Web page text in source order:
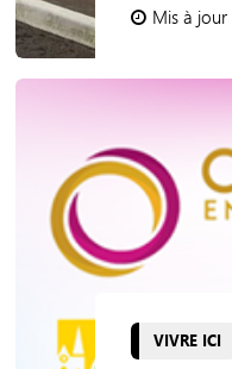
Mis à
VIVRE ICI